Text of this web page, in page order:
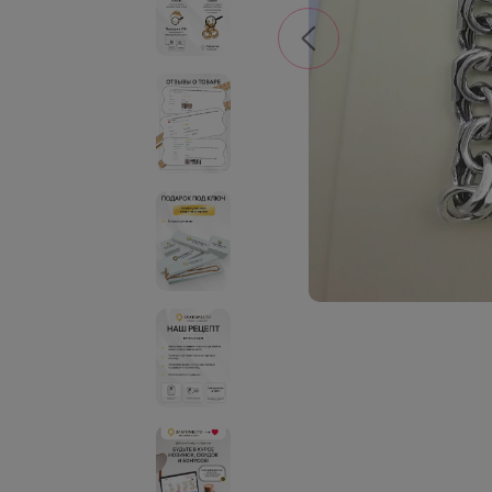
Previous